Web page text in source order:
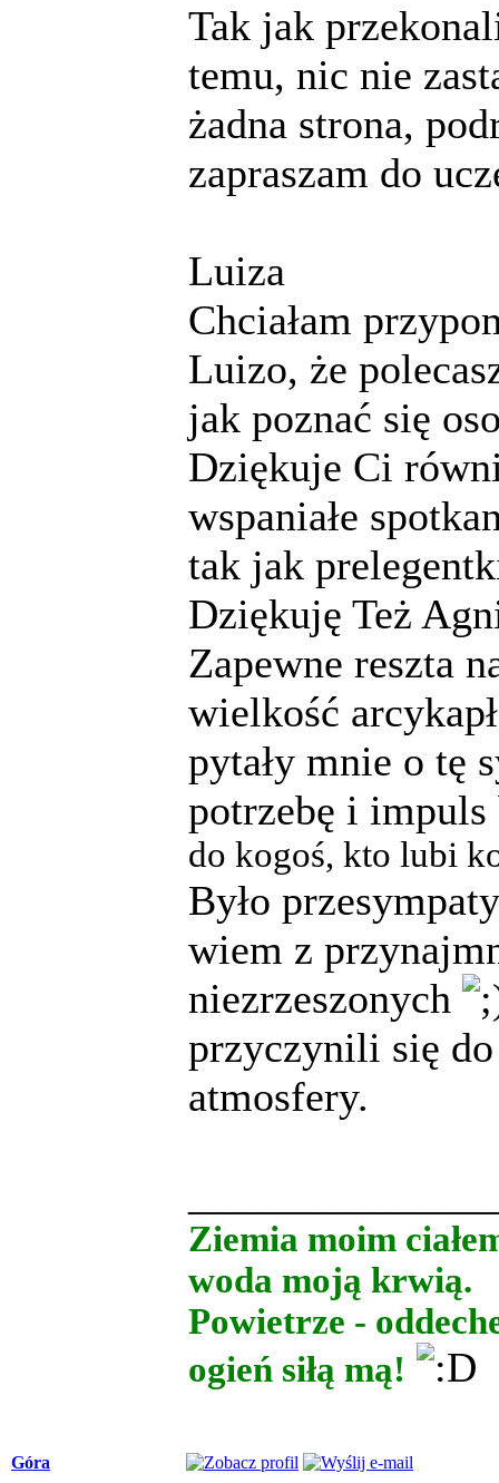
Tak jak
temu, nic nie
żadna strona,
zapraszam do
Luiza
Chciałam
Luizo, że
jak poznać się
Dziękuje Ci
wspaniałe
tak jak
Dziękuję Też
Zapewne reszta
wielkość
pytały mnie o tę
potrzebę i
do kogoś, kto lubi
Było
wiem z
niezrzeszonych
przyczynili się
atmosfery.
Ziemia moim
woda moją krwią.
Powietrze -
ogień siłą mą!
Góra